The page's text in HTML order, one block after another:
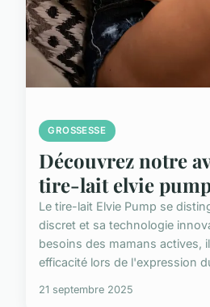
GROSSESSE
Découvrez notre
tire-lait elvie
Le tire-lait Elvie Pump se
discret et sa technologie
besoins des mamans actives,
efficacité lors de l'expression
21 septembre 2025